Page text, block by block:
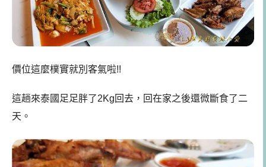
價位這麼樸實就別客氣啦!!
這趟來泰國足足胖了2Kg回去，回在家之後還微斷食了二
天。